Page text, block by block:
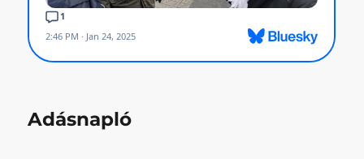
Adásnapló